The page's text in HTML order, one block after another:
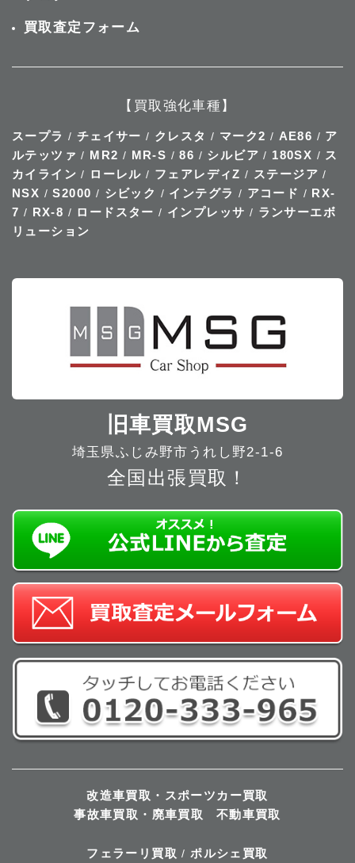
買取査定フォーム
【買取強化車種】
スープラ / チェイサー / クレスタ / マーク2 / AE86 / ア
ルテッツァ / MR2 / MR-S /86 / シルビア / 180SX / ス
カイライン / ローレル / フェアレディZ / ステージア /
NSX /S2000 / シビック / インテグラ / アコード / RX-
7 / RX-8 / ロードスター / インプレッサ / ランサーエボ
リューション
旧車買取MSG
埼玉県ふじみ野市うれし野2-1-6
全国出張買取！
改造車買取・スポーツカー買取
事故車買取・廃車買取
不動車買取
フェラーリ買取 / ポルシェ買取